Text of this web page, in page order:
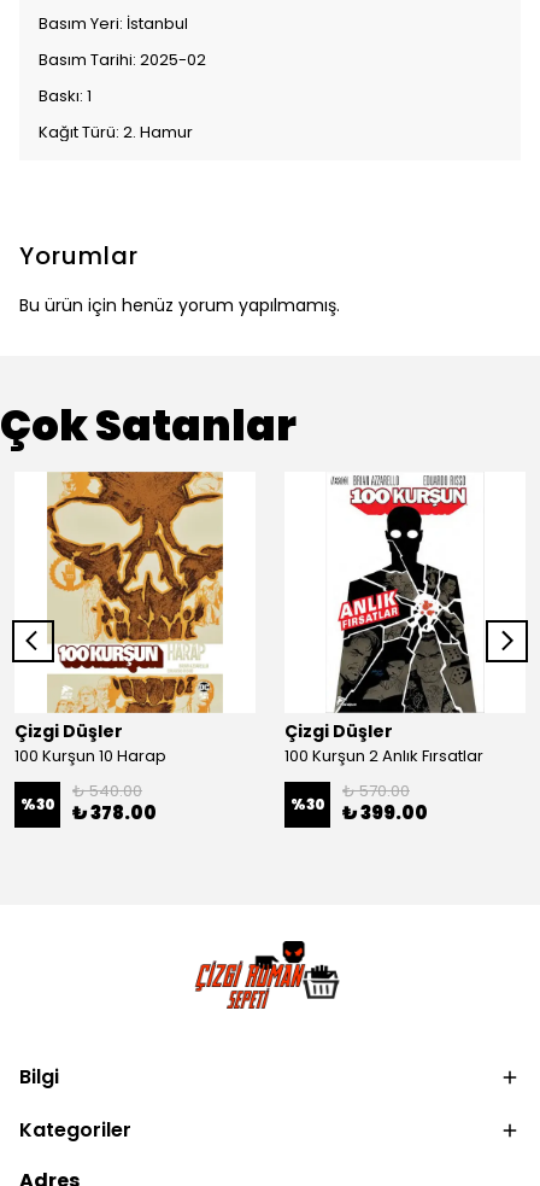
Basım Yeri: İstanbul
Basım Tarihi: 2025-02
Baskı: 1
Kağıt Türü: 2. Hamur
Yorumlar
Bu ürün için henüz yorum yapılmamış.
Çok Satanlar
Çizgi Düşler
100 Kurşun 10 Harap
%30
₺ 540.00
₺ 378.00
Çizgi Düşler
100 Kurşun 2 Anlık Fırsatlar
%30
₺ 570.00
₺ 399.00
Bilgi
Kategoriler